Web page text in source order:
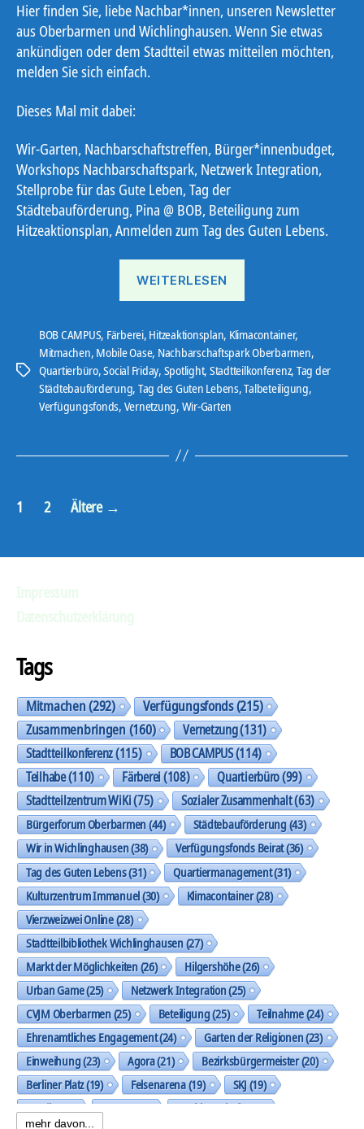
Hier finden Sie, liebe Nachbar*innen, unseren Newsletter
aus Oberbarmen und Wichlinghausen. Wenn Sie etwas
ankündigen oder dem Stadtteil etwas mitteilen möchten,
melden Sie sich einfach.
Dieses Mal mit dabei:
Wir-Garten, Nachbarschaftstreffen, Bürger*innenbudget,
Workshops Nachbarschaftspark, Netzwerk Integration,
Stellprobe für das Gute Leben, Tag der
Städtebauförderung, Pina @ BOB, Beteiligung zum
Hitzeaktionsplan, Anmelden zum Tag des Guten Lebens.
WEITERLESEN
Schlagwörter
BOB CAMPUS, Färberei, Hitzeaktionsplan, Klimacontainer,
Mitmachen, Mobile Oase, Nachbarschaftspark Oberbarmen,
Quartierbüro,Social Friday, Spotlight, Stadtteilkonferenz, Tag der
Städtebauförderung, Tag des Guten Lebens,Talbeteiligung,
Verfügungsfonds, Vernetzung, Wir-Garten
Seitennummerierung
Beiträge
1 2 Ältere →
Tags
Mitmachen(292) Verfügungsfonds(215)
Zusammenbringen(160) Vernetzung(131)
Stadtteilkonferenz(115) BOB CAMPUS(114)
Teilhabe(110) Färberei(108) Quartierbüro(99)
Stadtteilzentrum WiKi(75) Sozialer Zusammenhalt(63)
Bürgerforum Oberbarmen(44) Städtebauförderung(43)
Wir in Wichlinghausen(38) Verfügungsfonds Beirat(36)
Tag des Guten Lebens(31) Quartiermanagement(31)
Kulturzentrum Immanuel(30) Klimacontainer(28)
Vierzweizwei Online(28)
Stadtteilbibliothek Wichlinghausen(27)
Markt der Möglichkeiten(26) Hilgershöhe(26)
Urban Game(25) Netzwerk Integration(25)
CVJM Oberbarmen(25) Beteiligung(25) Teilnahme(24)
Ehrenamtliches Engagement(24) Garten der Religionen(23)
Einweihung(23) Agora(21) Bezirksbürgermeister(20)
Berliner Platz(19) Felsenarena(19) SKJ(19)
Musik(19) Trasse(19) Nachbarschaft(19)
mehr davon...